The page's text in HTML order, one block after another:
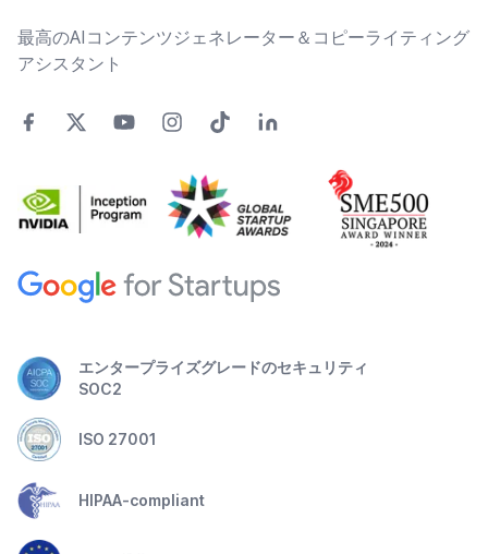
最高のAIコンテンツジェネレーター＆コピーライティング
アシスタント
エンタープライズグレードのセキュリティ
SOC2
ISO 27001
HIPAA-compliant